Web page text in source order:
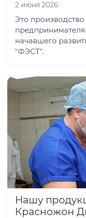
2 июня 2026
Это
начавшего
"ФЭСТ".
Нашу
Красножон